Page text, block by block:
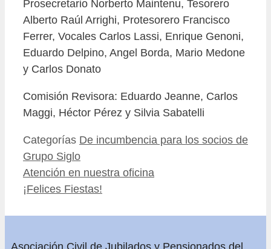
Prosecretario Norberto Maintenu, Tesorero
Alberto Raúl Arrighi, Protesorero Francisco
Ferrer, Vocales Carlos Lassi, Enrique Genoni,
Eduardo Delpino, Angel Borda, Mario Medone
y Carlos Donato
Comisión Revisora: Eduardo Jeanne, Carlos
Maggi, Héctor Pérez y Silvia Sabatelli
Categorías De incumbencia para los socios de
Grupo Siglo
Atención en nuestra oficina
¡Felices Fiestas!